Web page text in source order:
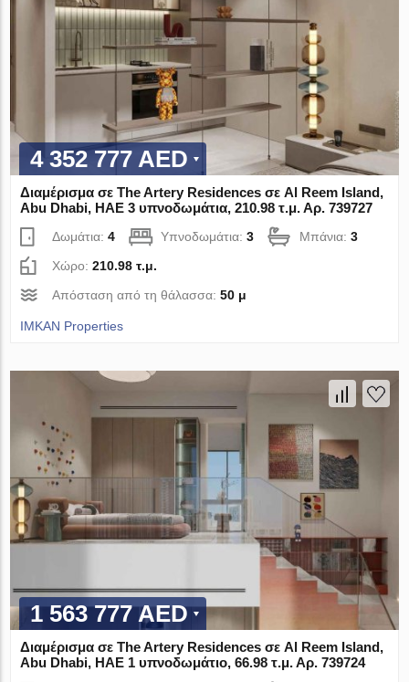
4 352 777 AED
Διαμέρισμα σε The Artery Residences σε Al Reem Island,
Abu Dhabi, ΗΑΕ 3 υπνοδωμάτια, 210.98 τ.μ. Αρ. 739727
Δωμάτια:4 Υπνοδωμάτια:3 Μπάνια:3
Χώρο:210.98 τ.μ.
Απόσταση από τη θάλασσα:50 μ
IMKAN Properties
1 563 777 AED
Διαμέρισμα σε The Artery Residences σε Al Reem Island,
Abu Dhabi, ΗΑΕ 1 υπνοδωμάτιο, 66.98 τ.μ. Αρ. 739724